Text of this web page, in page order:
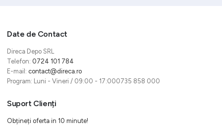
Date de Contact
Direca Depo SRL
Telefon: 0724 101 784
E-mail: contact@direca.ro
Program: Luni - Vineri / 09:00 - 17:000735 858 000
Suport Clienți
Obțineți oferta in 10 minute!